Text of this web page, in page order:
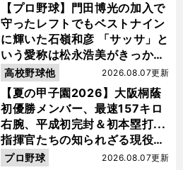
【プロ野球】門田博光の加入で
守ったレフトでもベストナイン
に輝いた石嶺和彦 「サッサ」と
いう愛称は松永浩美がきっか
け？
【夏の甲子園2026】大阪桐蔭
初優勝メンバー、最速157キロ
右腕、平成初完封＆初本塁打...
指揮官たちの知られざる現役時
代
2026.08.07更新
高校野球他
2026.08.07更新
プロ野球